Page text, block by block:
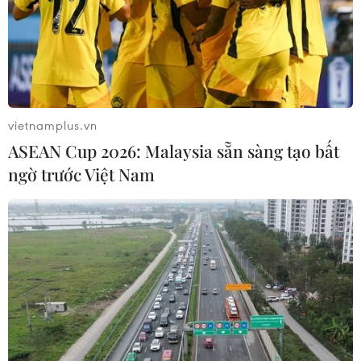
ca. Số ca tử vong là 62 ca. Số ca điều trị khỏi là
4.733 ca.
Số lượng xét nghiệmtừ 29/4/2021 đến nay đã
thực hiện 2.311.345 xét nghiệm cho 5.147.851
lượt người./.
vietnamplus.vn
ASEAN Cup 2026: Malaysia sẵn sàng tạo bất
ngờ trước Việt Nam